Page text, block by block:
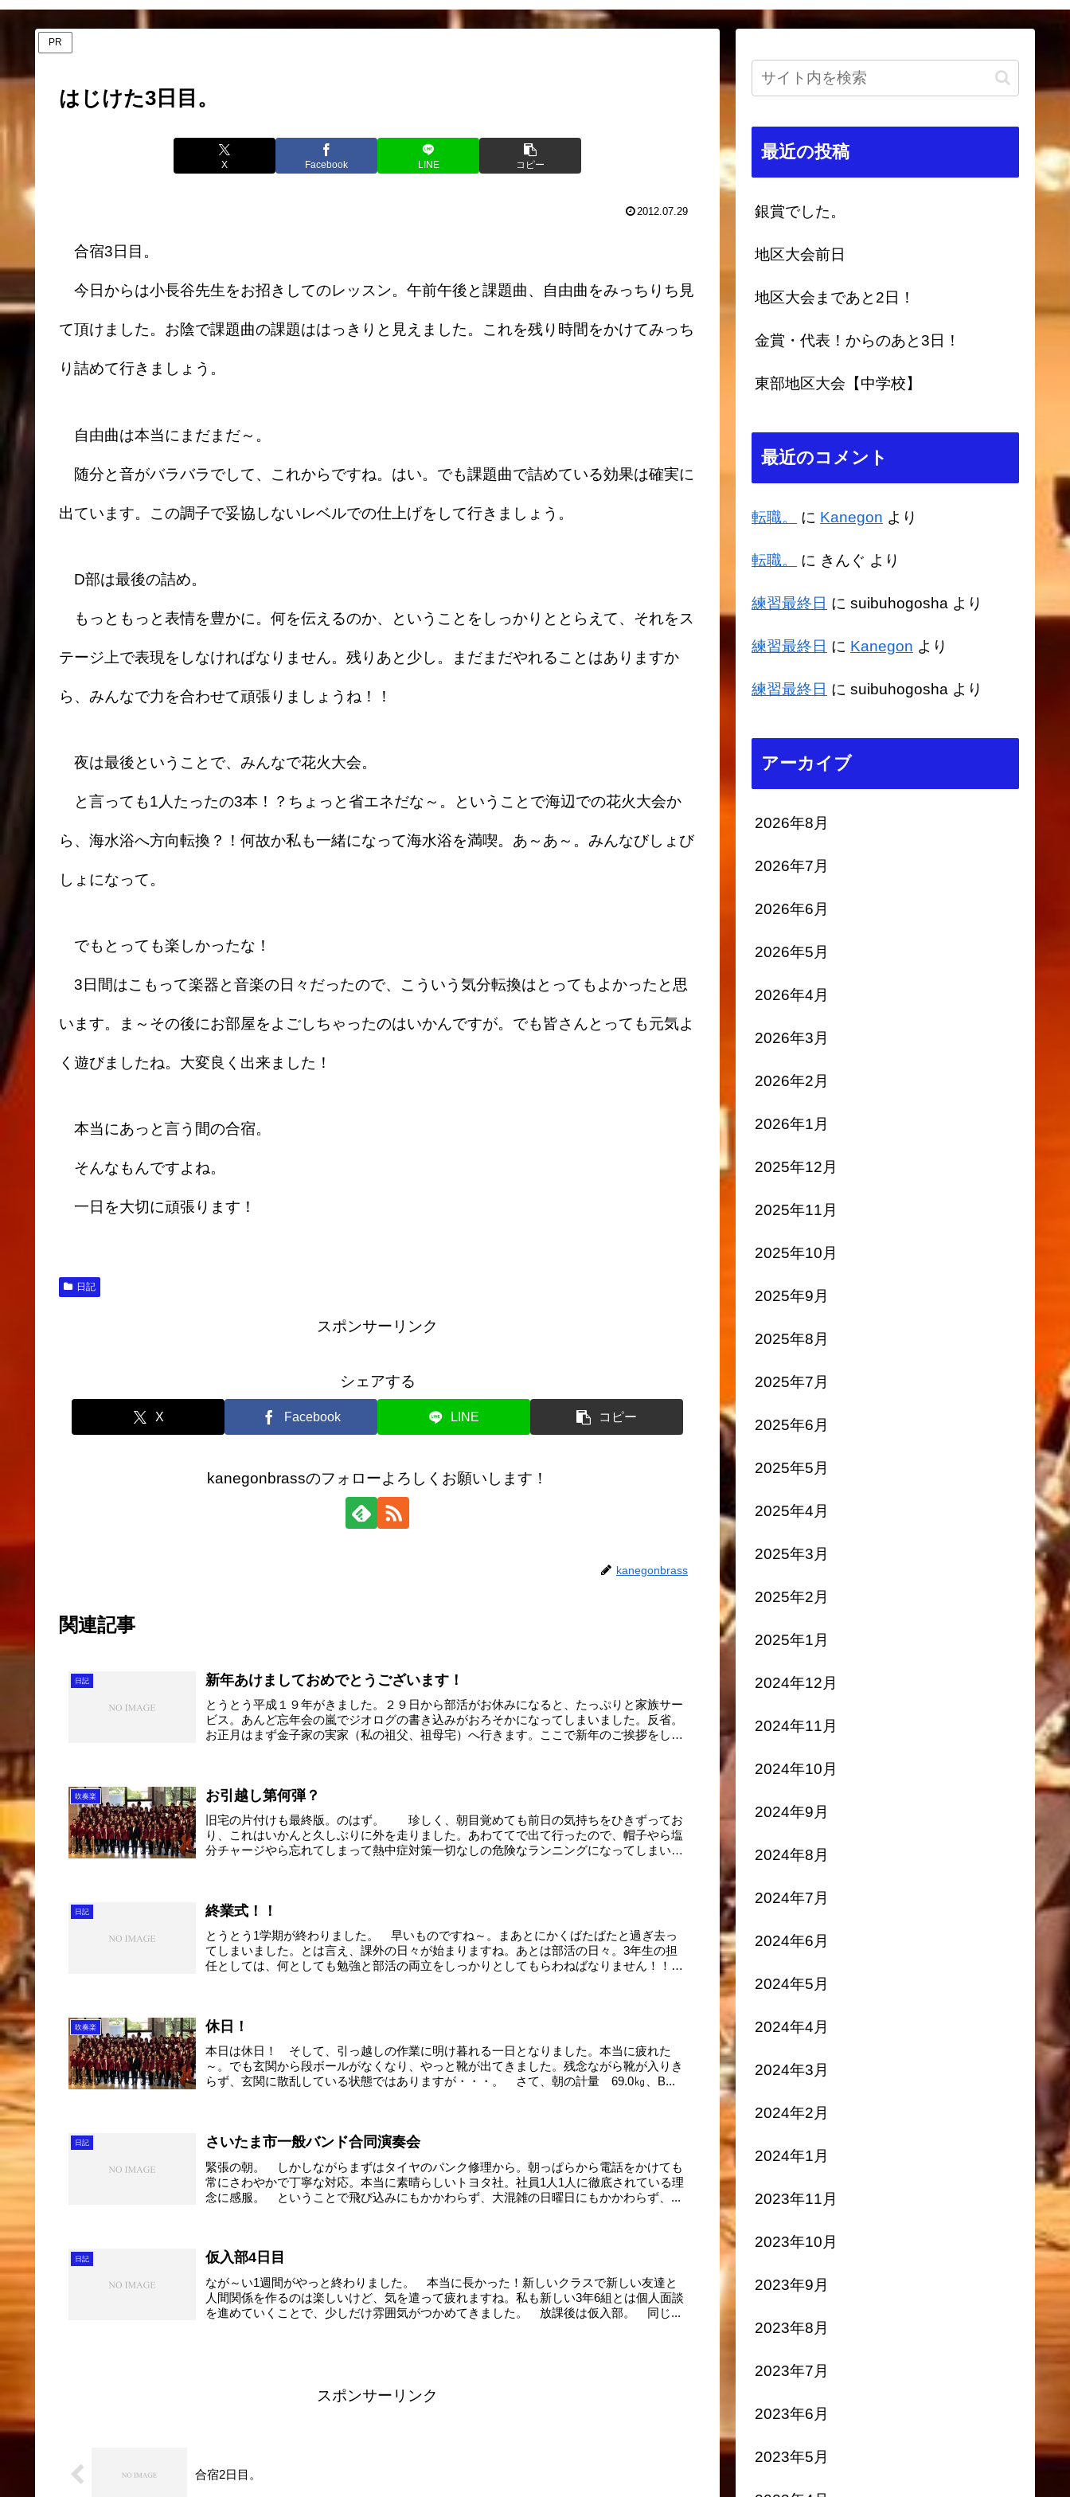
PR
はじけた3日目。
X Facebook LINE コピー
2012.07.29
合宿3日目。
今日からは小長谷先生をお招きしてのレッスン。午前午後と課題曲、自由曲をみっちりち見
て頂けました。お陰で課題曲の課題ははっきりと見えました。これを残り時間をかけてみっち
り詰めて行きましょう。
自由曲は本当にまだまだ～。
随分と音がバラバラでして、これからですね。はい。でも課題曲で詰めている効果は確実に
出ています。この調子で妥協しないレベルでの仕上げをして行きましょう。
D部は最後の詰め。
もっともっと表情を豊かに。何を伝えるのか、ということをしっかりととらえて、それをス
テージ上で表現をしなければなりません。残りあと少し。まだまだやれることはありますか
ら、みんなで力を合わせて頑張りましょうね！！
夜は最後ということで、みんなで花火大会。
と言っても1人たったの3本！？ちょっと省エネだな～。ということで海辺での花火大会か
ら、海水浴へ方向転換？！何故か私も一緒になって海水浴を満喫。あ～あ～。みんなびしょび
しょになって。
でもとっても楽しかったな！
3日間はこもって楽器と音楽の日々だったので、こういう気分転換はとってもよかったと思
います。ま～その後にお部屋をよごしちゃったのはいかんですが。でも皆さんとっても元気よ
く遊びましたね。大変良く出来ました！
本当にあっと言う間の合宿。
そんなもんですよね。
一日を大切に頑張ります！
日記
スポンサーリンク
シェアする
X Facebook LINE コピー
kanegonbrassのフォローよろしくお願いします！
kanegonbrass
関連記事
日記 新年あけましておめでとうございます！
とうとう平成１９年がきました。２９日から部活がお休みになると、たっぷりと家族サー
ビス。あんど忘年会の嵐でジオログの書き込みがおろそかになってしまいました。反省。
お正月はまず金子家の実家（私の祖父、祖母宅）へ行きます。ここで新年のご挨拶をし
吹奏楽 お引越し第何弾？
旧宅の片付けも最終版。のはず。 珍しく、朝目覚めても前日の気持ちをひきずってお
り、これはいかんと久しぶりに外を走りました。あわててで出て行ったので、帽子やら塩
分チャージやら忘れてしまって熱中症対策一切なしの危険なランニングになってしまい
日記 終業式！！
とうとう1学期が終わりました。 早いものですね～。まあとにかくばたばたと過ぎ去っ
てしまいました。とは言え、課外の日々が始まりますね。あとは部活の日々。3年生の担
任としては、何としても勉強と部活の両立をしっかりとしてもらわねばなりません！！
吹奏楽 休日！
本日は休日！ そして、引っ越しの作業に明け暮れる一日となりました。本当に疲れた
～。でも玄関から段ボールがなくなり、やっと靴が出てきました。残念ながら靴が入りき
らず、玄関に散乱している状態ではありますが・・・。 さて、朝の計量 69.0㎏、B...
日記 さいたま市一般バンド合同演奏会
緊張の朝。 しかしながらまずはタイヤのパンク修理から。朝っぱらから電話をかけても
常にさわやかで丁寧な対応。本当に素晴らしいトヨタ社。社員1人1人に徹底されている理
念に感服。 ということで飛び込みにもかかわらず、大混雑の日曜日にもかかわらず、...
日記 仮入部4日目
なが～い1週間がやっと終わりました。 本当に長かった！新しいクラスで新しい友達と
人間関係を作るのは楽しいけど、気を遣って疲れますね。私も新しい3年6組とは個人面談
を進めていくことで、少しだけ雰囲気がつかめてきました。 放課後は仮入部。 同じ...
スポンサーリンク
合宿2日目。
最近の投稿
銀賞でした。
地区大会前日
地区大会まであと2日！
金賞・代表！からのあと3日！
東部地区大会【中学校】
最近のコメント
転職。 に Kanegon より
転職。 に きんぐ より
練習最終日 に suibuhogosha より
練習最終日 に Kanegon より
練習最終日 に suibuhogosha より
アーカイブ
2026年8月
2026年7月
2026年6月
2026年5月
2026年4月
2026年3月
2026年2月
2026年1月
2025年12月
2025年11月
2025年10月
2025年9月
2025年8月
2025年7月
2025年6月
2025年5月
2025年4月
2025年3月
2025年2月
2025年1月
2024年12月
2024年11月
2024年10月
2024年9月
2024年8月
2024年7月
2024年6月
2024年5月
2024年4月
2024年3月
2024年2月
2024年1月
2023年11月
2023年10月
2023年9月
2023年8月
2023年7月
2023年6月
2023年5月